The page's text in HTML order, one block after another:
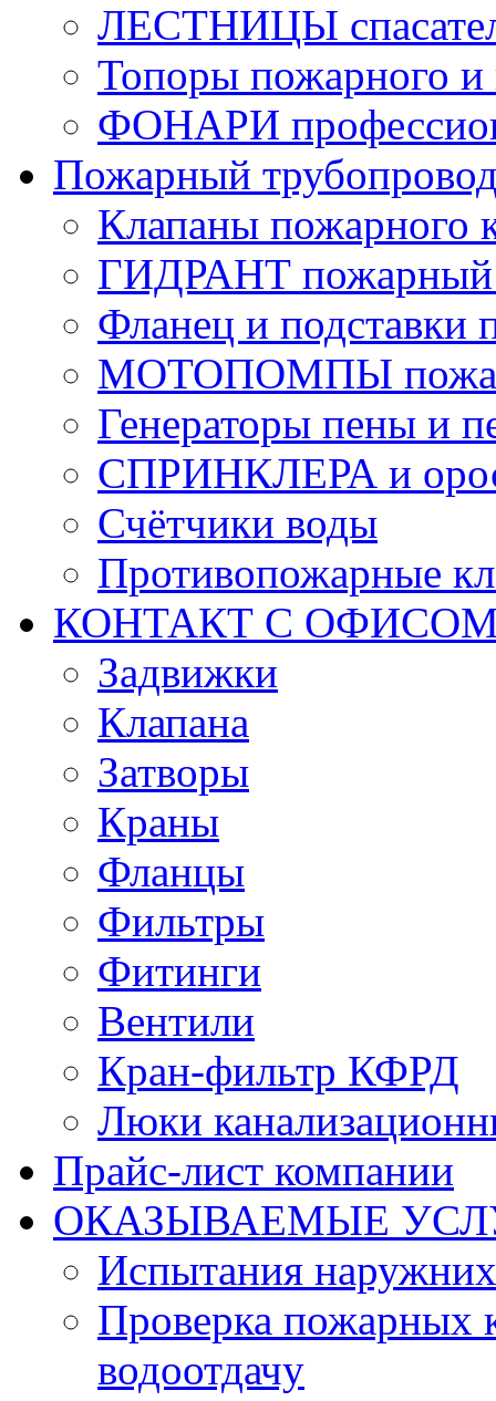
ЛЕСТНИЦЫ
Топоры пожарного и
ФОНАРИ
Пожарный
Клапаны пожарного
ГИДРАНТ пожарный
Фланец и подставки
МОТОПОМПЫ
Генераторы пены и
СПРИНКЛЕРА и
Счётчики воды
Противопожарные
КОНТАКТ С ОФИСОМ
Задвижки
Клапана
Затворы
Краны
Фланцы
Фильтры
Фитинги
Вентили
Кран-фильтр КФРД
Люки
Прайс-лист компании
ОКАЗЫВАЕМЫЕ
Испытания
Проверка пожарных
водоотдачу